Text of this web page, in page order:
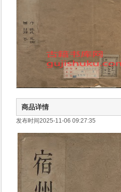
商品详情
发布时间2025-11-06 09:27:35